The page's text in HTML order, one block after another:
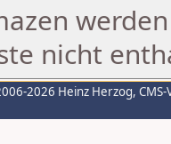
nicht
2026 Heinz Herzog,